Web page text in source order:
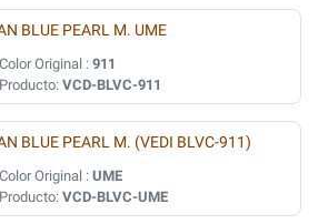
BLUE PEARL M. UME
Original :911
VCD-BLVC-911
BLUE PEARL M. (VEDI BLVC-911)
Original :UME
VCD-BLVC-UME